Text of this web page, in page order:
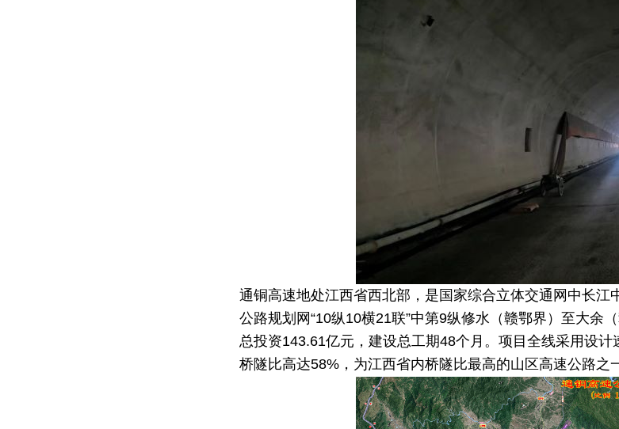
通铜高速地处江西省西北部，是国家综合立体交通网中长江
公路规划网“10纵10横21联”中第9纵修水（赣鄂界）至大余
总投资143.61亿元，建设总工期48个月。项目全线采用设
桥隧比高达58%，为江西省内桥隧比最高的山区高速公路之